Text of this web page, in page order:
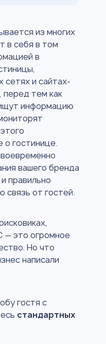
из многих
в себя в том
в
сетях и сайтах-
перед тем как
информацию
о гостинице.
вашего бренда
правильно
связь от гостей.
— это огромное
Но что
написали
гостя с
стандартных